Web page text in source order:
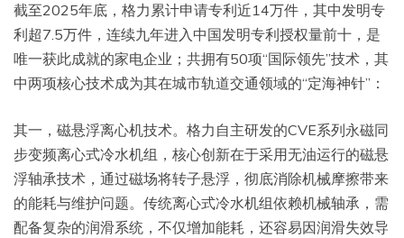
截至2025年底，格力累计申请专利近14万件，其中发明专
利超7.5万件，连续九年进入中国发明专利授权量前十，是
唯一获此成就的家电企业；共拥有50项“国际领先”技术，其
中两项核心技术成为其在城市轨道交通领域的“定海神针”：
其一，磁悬浮离心机技术。格力自主研发的CVE系列永磁同
步变频离心式冷水机组，核心创新在于采用无油运行的磁悬
浮轴承技术，通过磁场将转子悬浮，彻底消除机械摩擦带来
的能耗与维护问题。传统离心式冷水机组依赖机械轴承，需
配备复杂的润滑系统，不仅增加能耗，还容易因润滑失效导